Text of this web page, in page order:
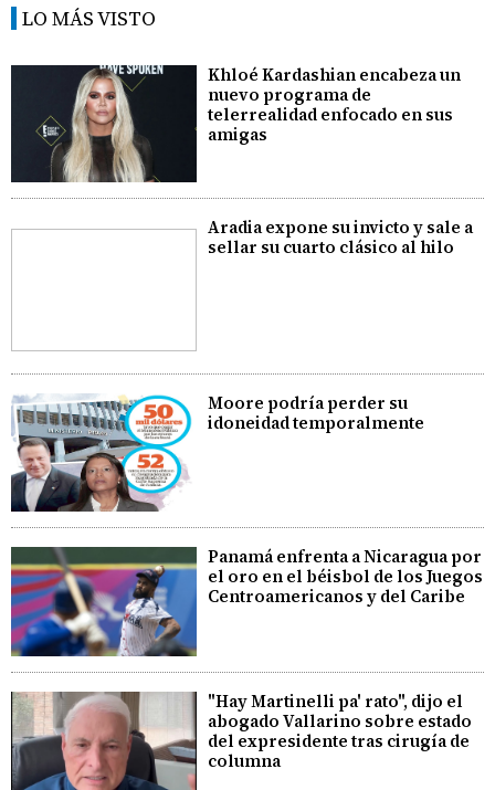
LO MÁS VISTO
Khloé Kardashian encabeza un
nuevo programa de
telerrealidad enfocado en sus
amigas
Aradia expone su invicto y sale a
sellar su cuarto clásico al hilo
Moore podría perder su
idoneidad temporalmente
Panamá enfrenta a Nicaragua por
el oro en el béisbol de los Juegos
Centroamericanos y del Caribe
"Hay Martinelli pa' rato", dijo el
abogado Vallarino sobre estado
del expresidente tras cirugía de
columna